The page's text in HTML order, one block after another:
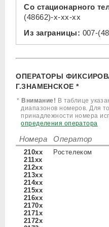
Со стационарного
(48662)-x-xx-xx
Из заграницы: 007-
ОПЕРАТОРЫ
Г.ЗНАМЕНСКОЕ *
* Внимание! В таблице
диапазонов номеров. Для
принадлежности номера
определения оператора
Номера Оператор
210xx
211xx
212xx
213xx
214xx
215xx
216xx
2170x
2171x
2172x
Ростелеком